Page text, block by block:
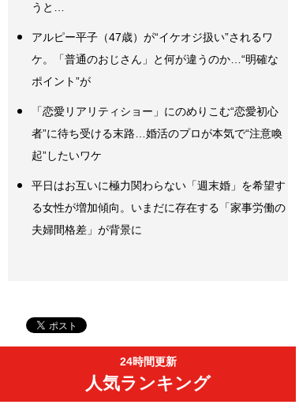
うと…
アルピー平子（47歳）が“イケオジ扱い”されるワ
ケ。「普通のおじさん」と何が違うのか…“明確な
ポイント”が
「恋愛リアリティショー」にのめりこむ“恋愛初心
者”に待ち受ける末路…婚活のプロが本気で“注意喚
起”したいワケ
平日はお互いに極力関わらない「週末婚」を希望す
る女性が増加傾向。いまだに存在する「家事労働の
夫婦間格差」が背景に
24時間更新
人気ランキング